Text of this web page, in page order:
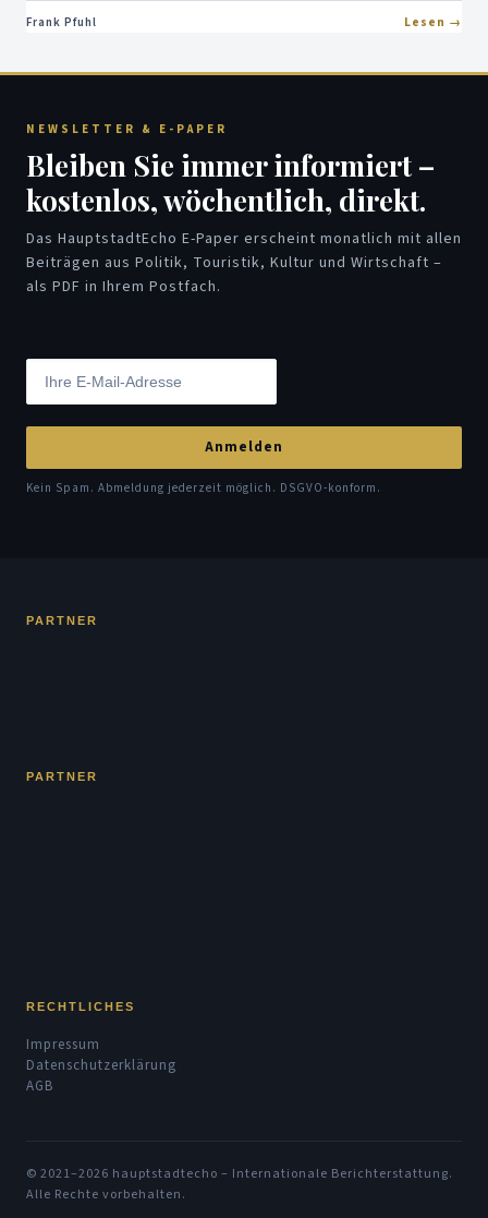
Frank Pfuhl Lesen
NEWSLETTER & E-PAPER
Bleiben Sie immer informiert –
kostenlos, wöchentlich, direkt.
Das HauptstadtEcho E-Paper erscheint monatlich mit allen
Beiträgen aus Politik, Touristik, Kultur und Wirtschaft –
als PDF in Ihrem Postfach.
Anmelden
Kein Spam. Abmeldung jederzeit möglich. DSGVO-konform.
PARTNER
PARTNER
RECHTLICHES
Impressum
Datenschutzerklärung
AGB
© 2021–2026 hauptstadtecho – Internationale Berichterstattung.
Alle Rechte vorbehalten.